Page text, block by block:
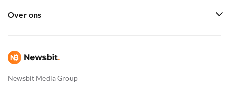
Newsbit Media Group
Over ons